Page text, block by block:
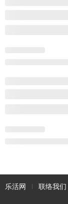
乐活网 联络我们